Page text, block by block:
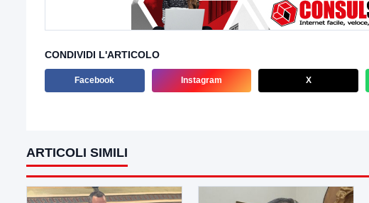
CONDIVIDI L'ARTICOLO
Facebook Instagram X
ARTICOLI SIMILI